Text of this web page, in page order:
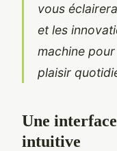
vous
et les
machine
plaisir
Une
intuitive